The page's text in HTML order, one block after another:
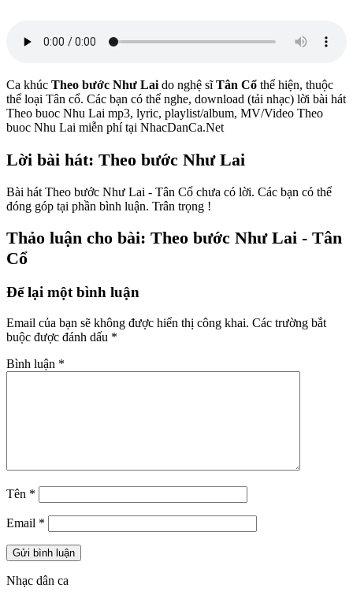
Ca khúc Theo bước Như Laido nghệ sĩTân Cổ thể hiện, thuộc
thể loại Tân cổ. Các bạn có thể nghe, download (tải nhạc) lời bài hát
Theo buoc Nhu Lai mp3, lyric, playlist/album, MV/Video Theo
buoc Nhu Lai miễn phí tại NhacDanCa.Net
Lời bài hát: Theo bước Như Lai
Bài hát Theo bước Như Lai - Tân Cổ chưa có lời. Các bạn có thể
đóng góp tại phần bình luận. Trân trọng !
Thảo luận cho bài: Theo bước Như Lai - Tân
Cổ
Để lại một bình luận
Email của bạn sẽ không được hiển thị công khai. Các trường bắt
buộc được đánh dấu *
Bình luận *
Tên *
Email *
Nhạc dân ca